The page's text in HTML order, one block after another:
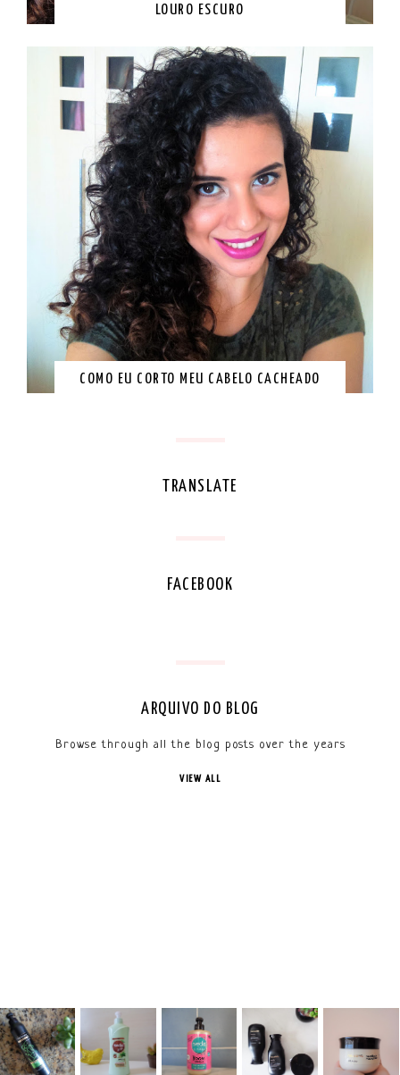
LOURO ESCURO
COMO EU CORTO MEU CABELO CACHEADO
TRANSLATE
FACEBOOK
ARQUIVO DO BLOG
Browse through all the blog posts over the years
VIEW ALL